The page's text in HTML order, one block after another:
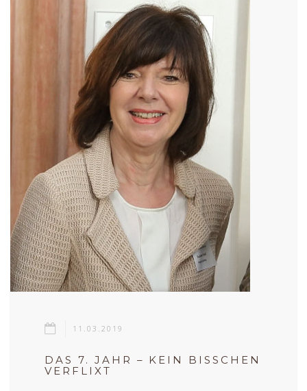
11.03.2019
DAS 7. JAHR – KEIN BISSCHEN
VERFLIXT